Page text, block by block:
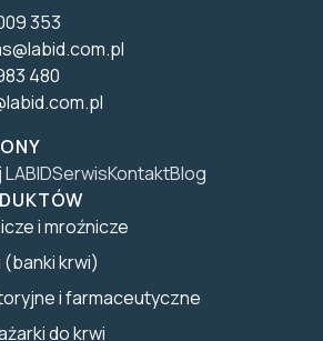
353
480
SerwisKontaktBlog
i mroźnicze
(banki krwi)
i farmaceutyczne
do krwi